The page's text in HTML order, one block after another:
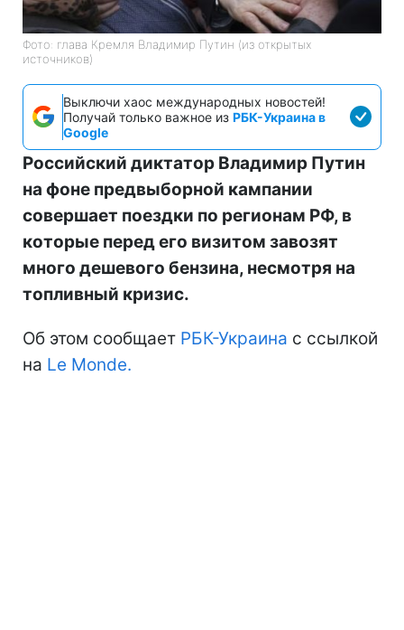
Фото: глава Кремля Владимир Путин (из открытых
источников)
Выключи хаос международных новостей!
Получай только важное из РБК-Украина в
Google
Российский диктатор Владимир Путин
на фоне предвыборной кампании
совершает поездки по регионам РФ, в
которые перед его визитом завозят
много дешевого бензина, несмотря на
топливный кризис.
Об этом сообщает РБК-Украина с ссылкой
на Le Monde.